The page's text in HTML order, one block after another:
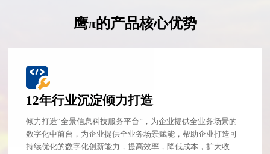
鹰π的产品核心优势
12年行业沉淀倾力打造
倾力打造“全景信息科技服务平台”，为企业提供全业务场景的
数字化中前台，为企业提供全业务场景赋能，帮助企业打造可
持续优化的数字化创新能力，提高效率，降低成本，扩大收